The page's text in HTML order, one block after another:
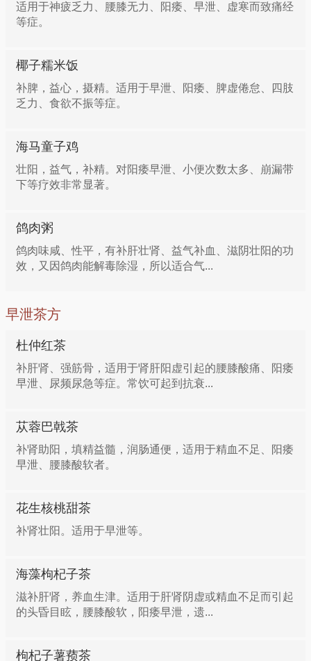
适用于神疲乏力、腰膝无力、阳痿、早泄、虚寒而致痛经
等症。
椰子糯米饭
补脾，益心，摄精。适用于早泄、阳痿、脾虚倦怠、四肢
乏力、食欲不振等症。
海马童子鸡
壮阳，益气，补精。对阳痿早泄、小便次数太多、崩漏带
下等疗效非常显著。
鸽肉粥
鸽肉味咸、性平，有补肝壮肾、益气补血、滋阴壮阳的功
效，又因鸽肉能解毒除湿，所以适合气...
早泄茶方
杜仲红茶
补肝肾、强筋骨，适用于肾肝阳虚引起的腰膝酸痛、阳痿
早泄、尿频尿急等症。常饮可起到抗衰...
苁蓉巴戟茶
补肾助阳，填精益髓，润肠通便，适用于精血不足、阳痿
早泄、腰膝酸软者。
花生核桃甜茶
补肾壮阳。适用于早泄等。
海藻枸杞子茶
滋补肝肾，养血生津。适用于肝肾阴虚或精血不足而引起
的头昏目眩，腰膝酸软，阳痿早泄，遗...
枸杞子薯蓣茶